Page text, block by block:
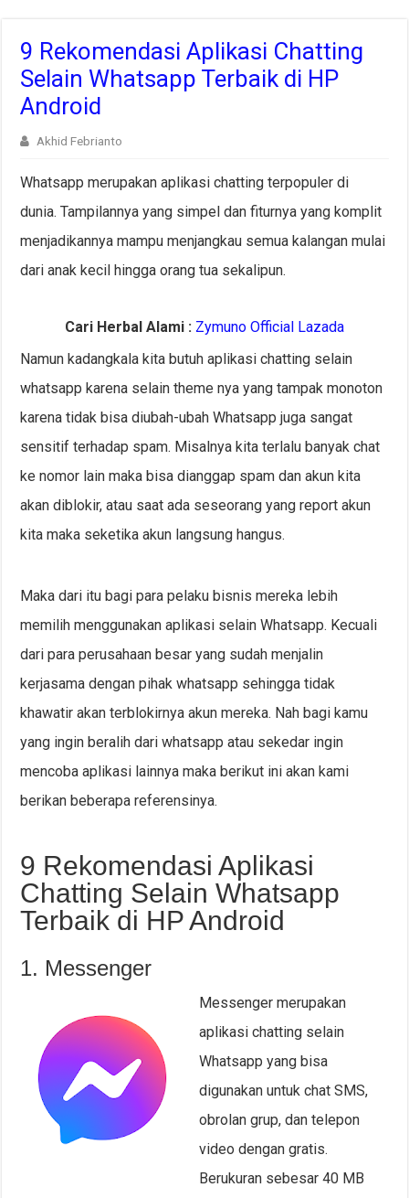
9 Rekomendasi Aplikasi Chatting
Selain Whatsapp Terbaik di HP
Android
Akhid Febrianto
Whatsapp merupakan aplikasi chatting terpopuler di
dunia. Tampilannya yang simpel dan fiturnya yang komplit
menjadikannya mampu menjangkau semua kalangan mulai
dari anak kecil hingga orang tua sekalipun.
Cari Herbal Alami : Zymuno Official Lazada
Namun kadangkala kita butuh aplikasi chatting selain
whatsapp karena selain theme nya yang tampak monoton
karena tidak bisa diubah-ubah Whatsapp juga sangat
sensitif terhadap spam. Misalnya kita terlalu banyak chat
ke nomor lain maka bisa dianggap spam dan akun kita
akan diblokir, atau saat ada seseorang yang report akun
kita maka seketika akun langsung hangus.
Maka dari itu bagi para pelaku bisnis mereka lebih
memilih menggunakan aplikasi selain Whatsapp. Kecuali
dari para perusahaan besar yang sudah menjalin
kerjasama dengan pihak whatsapp sehingga tidak
khawatir akan terblokirnya akun mereka. Nah bagi kamu
yang ingin beralih dari whatsapp atau sekedar ingin
mencoba aplikasi lainnya maka berikut ini akan kami
berikan beberapa referensinya.
9 Rekomendasi Aplikasi
Chatting Selain Whatsapp
Terbaik di HP Android
1. Messenger
Messenger merupakan
aplikasi chatting selain
Whatsapp yang bisa
digunakan untuk chat SMS,
obrolan grup, dan telepon
video dengan gratis.
Berukuran sebesar 40 MB